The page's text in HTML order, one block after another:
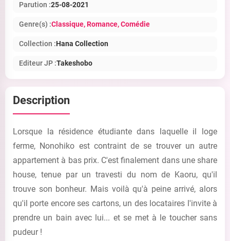
Parution :25-08-2021
Genre(s) :Classique, Romance, Comédie
Collection :Hana Collection
Editeur JP :Takeshobo
Description
Lorsque la résidence étudiante dans laquelle il loge
ferme, Nonohiko est contraint de se trouver un autre
appartement à bas prix. C'est finalement dans une share
house, tenue par un travesti du nom de Kaoru, qu'il
trouve son bonheur. Mais voilà qu'à peine arrivé, alors
qu'il porte encore ses cartons, un des locataires l'invite à
prendre un bain avec lui... et se met à le toucher sans
pudeur !